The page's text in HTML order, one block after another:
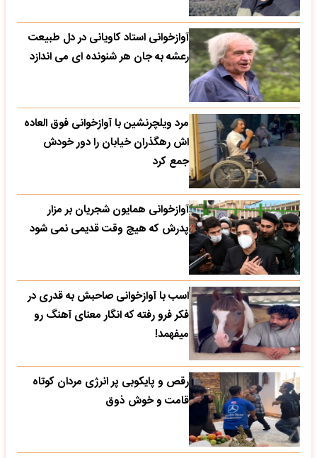
آوازخوانی استاد کاویانی در دل طبیعت
رعشه به جان هر شنونده ای می اندازد
مرد ویلچرنشین با آوازخوانی فوق العاده
اش رهگذران خیابان را دور خودش
جمع کرد
آوازخوانی همایون شجریان بر مزار
پدرش که هیچ وقت قدیمی نمی شود
اسب با آوازخوانی صاحبش به قدری در
فکر فرو رفته که انگار معنای آهنگ رو
میفهمد!
رقص و پایکوبی پر انرژی مردان کوتاه
قامت و خوش ذوق